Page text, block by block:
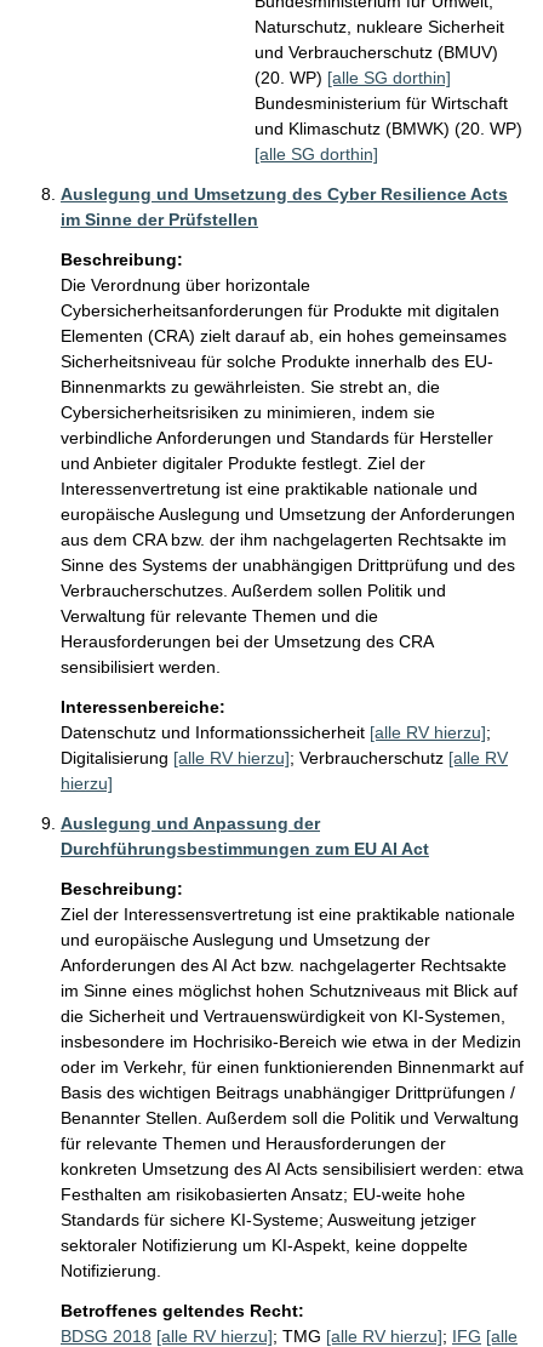
Naturschutz, nukleare Sicherheit
und Verbraucherschutz (BMUV)
(20. WP) [alle SG dorthin]
Bundesministerium für Wirtschaft
und Klimaschutz (BMWK) (20. WP)
[alle SG dorthin]
Auslegung und Umsetzung des Cyber Resilience Acts
im Sinne der Prüfstellen
Beschreibung:
Die Verordnung über horizontale
Cybersicherheitsanforderungen für Produkte mit digitalen
Elementen (CRA) zielt darauf ab, ein hohes gemeinsames
Sicherheitsniveau für solche Produkte innerhalb des EU-
Binnenmarkts zu gewährleisten. Sie strebt an, die
Cybersicherheitsrisiken zu minimieren, indem sie
verbindliche Anforderungen und Standards für Hersteller
und Anbieter digitaler Produkte festlegt. Ziel der
Interessenvertretung ist eine praktikable nationale und
europäische Auslegung und Umsetzung der Anforderungen
aus dem CRA bzw. der ihm nachgelagerten Rechtsakte im
Sinne des Systems der unabhängigen Drittprüfung und des
Verbraucherschutzes. Außerdem sollen Politik und
Verwaltung für relevante Themen und die
Herausforderungen bei der Umsetzung des CRA
sensibilisiert werden.
Interessenbereiche:
Datenschutz und Informationssicherheit [alle RV hierzu];
Digitalisierung [alle RV hierzu]; Verbraucherschutz [alle RV
hierzu]
Auslegung und Anpassung der
Durchführungsbestimmungen zum EU AI Act
Beschreibung:
Ziel der Interessensvertretung ist eine praktikable nationale
und europäische Auslegung und Umsetzung der
Anforderungen des AI Act bzw. nachgelagerter Rechtsakte
im Sinne eines möglichst hohen Schutzniveaus mit Blick auf
die Sicherheit und Vertrauenswürdigkeit von KI-Systemen,
insbesondere im Hochrisiko-Bereich wie etwa in der Medizin
oder im Verkehr, für einen funktionierenden Binnenmarkt auf
Basis des wichtigen Beitrags unabhängiger Drittprüfungen /
Benannter Stellen. Außerdem soll die Politik und Verwaltung
für relevante Themen und Herausforderungen der
konkreten Umsetzung des AI Acts sensibilisiert werden: etwa
Festhalten am risikobasierten Ansatz; EU-weite hohe
Standards für sichere KI-Systeme; Ausweitung jetziger
sektoraler Notifizierung um KI-Aspekt, keine doppelte
Notifizierung.
Betroffenes geltendes Recht:
BDSG 2018 [alle RV hierzu]; TMG [alle RV hierzu]; IFG [alle